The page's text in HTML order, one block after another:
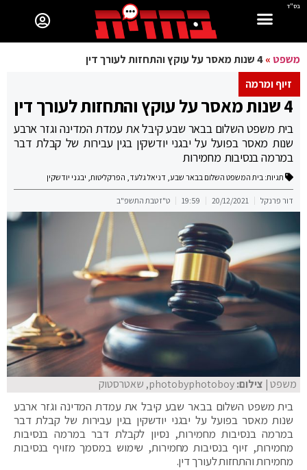
בס"ד
משפט »4 שנות מאסר על עוקץ והתחזות לעורך דין
זיוף ומרמה
4 שנות מאסר על עוקץ והתחזות לעורך דין
בית משפט השלום בבאר שבע קיבל את עמדת המדינה וגזר ארבע
שנות מאסר בפועל על יבגני יודשקין בגין עבירות של קבלת דבר
במרמה בנסיבות מחמירות
תגיות: בית המשפט השלום בבאר שבע, דניאל גלעד, הפרקליטות, יבגני יודשקין
דור פרנקל 20/12/2021
19:59 ט"ז טבת התשפ"ב
משפט| צילום:photobyphotoboy, שאטרסטוק
בית משפט השלום בבאר שבע קיבל את עמדת המדינה וגזר ארבע
שנות מאסר בפועל על יבגני יודשקין בגין עבירות של קבלת דבר
במרמה בנסיבות מחמירות, נסיון לקבלת דבר במרמה בנסיבות
מחמירות, זיוף בנסיבות מחמירות, שימוש במסמך מזויף בנסיבות
מחמירות והתחזות לעורך דין.